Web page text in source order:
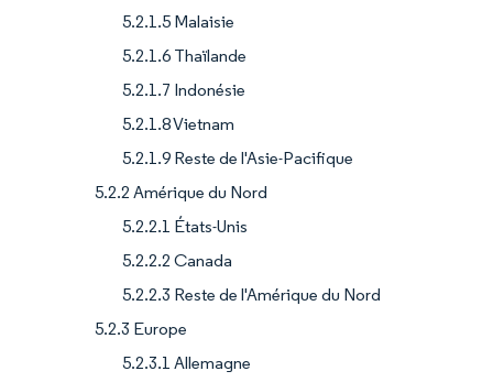
5.2.1.5 Malaisie
5.2.1.6 Thaïlande
5.2.1.7 Indonésie
5.2.1.8 Vietnam
5.2.1.9 Reste de l'Asie-Pacifique
5.2.2 Amérique du Nord
5.2.2.1 États-Unis
5.2.2.2 Canada
5.2.2.3 Reste de l'Amérique du Nord
5.2.3 Europe
5.2.3.1 Allemagne